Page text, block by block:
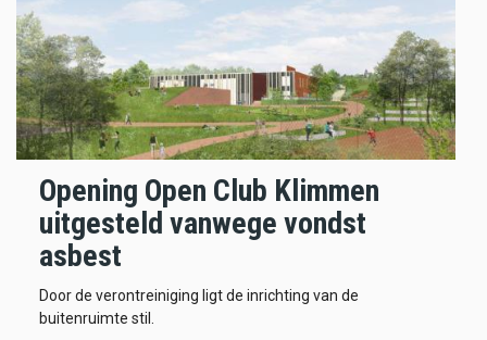
Opening Open Club Klimmen
uitgesteld vanwege vondst
asbest
Door de verontreiniging ligt de inrichting van de
buitenruimte stil.